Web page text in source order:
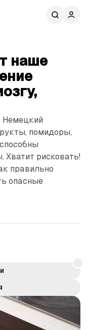
наше
Немецкий
помидоры,
Хватит рисковать!
правильно
опасные